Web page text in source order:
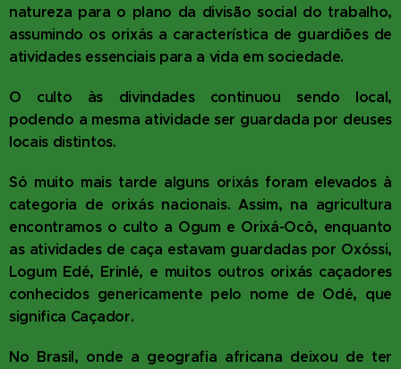
natureza para o plano da divisão social do trabalho,
assumindo os orixás a característica de guardiões de
atividades essenciais para a vida em sociedade.
O culto às divindades continuou sendo local,
podendo a mesma atividade ser guardada por deuses
locais distintos.
Só muito mais tarde alguns orixás foram elevados à
categoria de orixás nacionais. Assim, na agricultura
encontramos o culto a Ogum e Orixá-Ocô, enquanto
as atividades de caça estavam guardadas por Oxóssi,
Logum Edé, Erinlé, e muitos outros orixás caçadores
conhecidos genericamente pelo nome de Odé, que
significa Caçador.
No Brasil, onde a geografia africana deixou de ter